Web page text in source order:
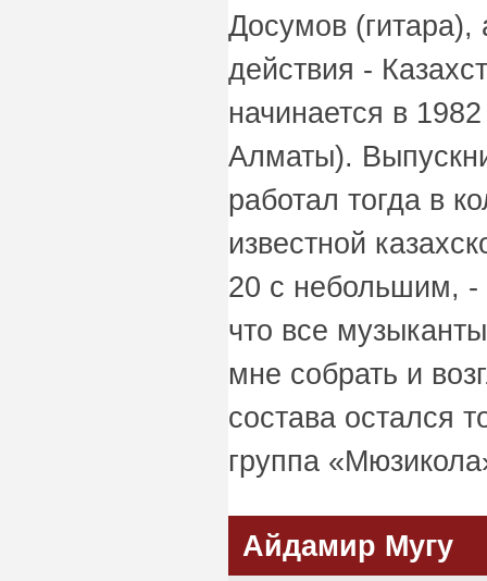
Досумов
действия -
начинается в
Алматы).
работал тогда в
известной
20 с небольшим, -
что все
мне собрать и
состава остался
группа
Айдамир Мугу